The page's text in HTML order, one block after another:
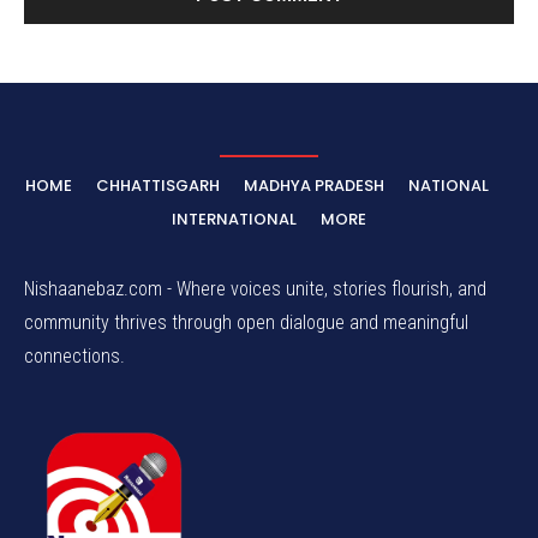
HOME CHHATTISGARH MADHYA PRADESH
NATIONAL
INTERNATIONAL
MORE
Nishaanebaz.com - Where voices unite, stories flourish, and
community thrives through open dialogue and meaningful
connections.